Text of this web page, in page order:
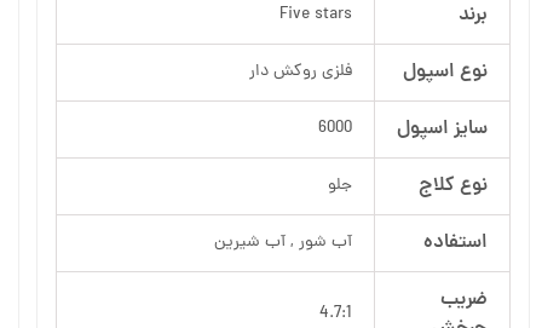
برند Five stars
نوع اسپول فلزی روکش دار
سایز اسپول 6000
نوع کلاج جلو
استفاده آب شور , آب شیرین
ضریب
4.7:1